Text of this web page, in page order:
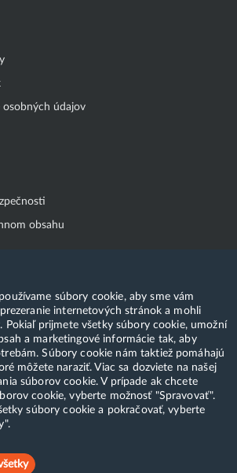
súbory cookie, aby sme vám
internetových stránok a mohli
Pokiaľ prijmete všetky súbory cookie, umožní
a marketingové informácie tak, aby
Súbory cookie nám taktiež pomáhajú
môžete naraziť. Viac sa dozviete na našej
súborov cookie. V prípade ak chcete
cookie, vyberte možnosť "Spravovať".
súbory cookie a pokračovať, vyberte
osobných údajov
obsahu
SSH)
HostCreators. Všetky práva vyhradené